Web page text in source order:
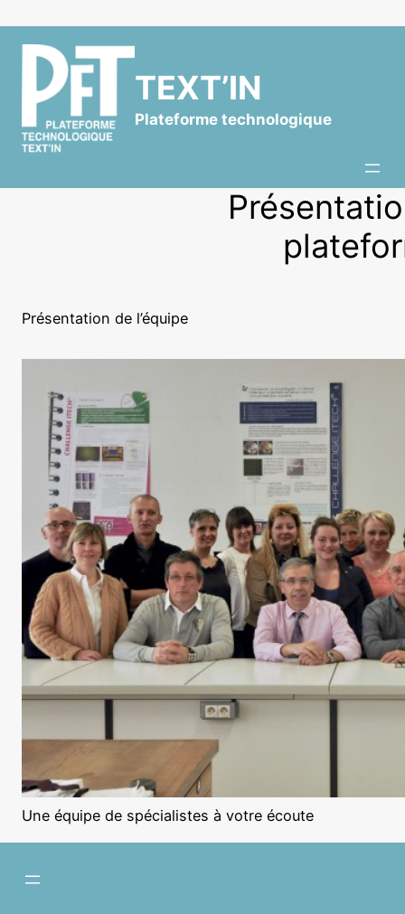
TEXT’IN
Plateforme technologique
Présentation de l’équipe
Une équipe de spécialistes à votre écoute